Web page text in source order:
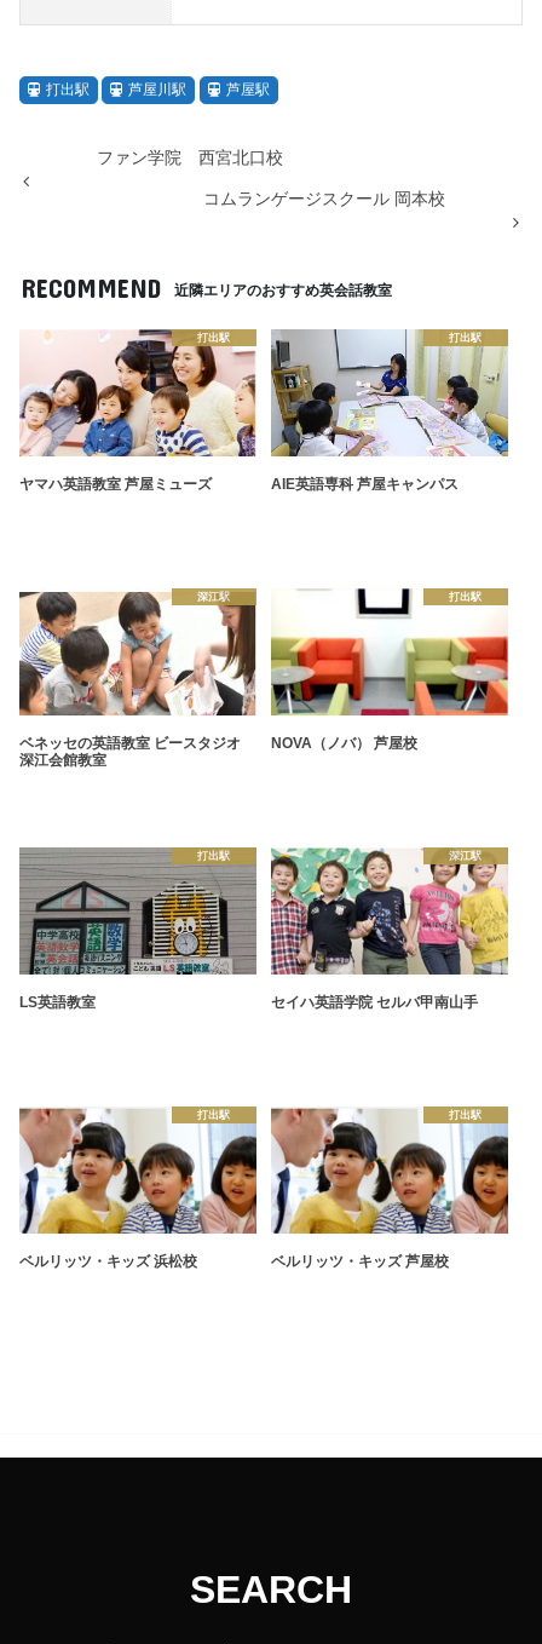
打出駅 芦屋川駅 芦屋駅
ファン学院 西宮北口校
コムランゲージスクール 岡本校
RECOMMEND 近隣エリアのおすすめ英会話教室
打出駅
ヤマハ英語教室 芦屋ミューズ
打出駅
AIE英語専科 芦屋キャンパス
深江駅
ベネッセの英語教室 ビースタジオ
深江会館教室
打出駅
NOVA（ノバ） 芦屋校
打出駅
LS英語教室
深江駅
セイハ英語学院 セルバ甲南山手
打出駅
ベルリッツ・キッズ 浜松校
打出駅
ベルリッツ・キッズ 芦屋校
SEARCH